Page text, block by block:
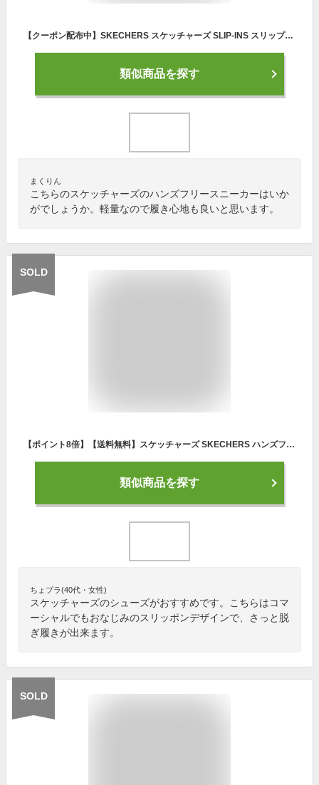
【クーポン配布中】SKECHERS スケッチャーズ SLIP-INS スリップインズ GO WALK FLEX-NO HANDS 軽量 超ワイド ハンズフリー メンズスニーカー ゴーウォークフレックスノーハンズ 216491WW ブラック ウォーキングシューズ スニーカー スリッポン ローカット
類似商品を探す
まくりん
こちらのスケッチャーズのハンズフリースニーカーはいか
がでしょうか。軽量なので履き心地も良いと思います。
SOLD
【ポイント8倍】【送料無料】スケッチャーズ SKECHERS ハンズフリー スリップインズ メンズ スニーカー 靴 ゴーウォークフレックス-ノーハンズ 216491 スリッポン ブラック/グレー 黒 メモリーフォーム マシンウォッシャブル ローカット カジュアルシューズ 【あす楽】 evidr
類似商品を探す
ちょプラ(40代・女性)
スケッチャーズのシューズがおすすめです。こちらはコマ
ーシャルでもおなじみのスリッポンデザインで、さっと脱
ぎ履きが出来ます。
SOLD